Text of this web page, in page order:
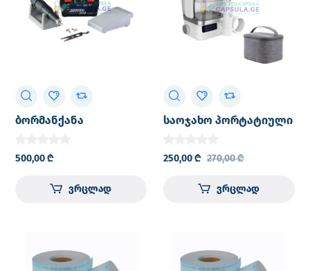
ბორმანქანა
500,00₾
ვრცლად
საოჯახო პორტატიული
ირიგატორი CY 1912
250,00₾ 270,00₾
ვრცლად